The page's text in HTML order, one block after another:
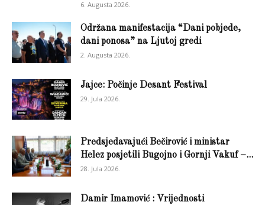
6. Augusta 2026.
Održana manifestacija “Dani pobjede,
dani ponosa” na Ljutoj gredi
2. Augusta 2026.
Jajce: Počinje Desant Festival
29. Jula 2026.
Predsjedavajući Bečirović i ministar
Helez posjetili Bugojno i Gornji Vakuf –...
28. Jula 2026.
Damir Imamović : Vrijednosti